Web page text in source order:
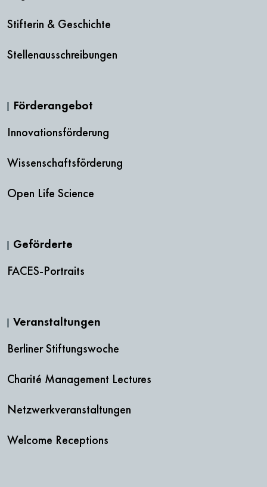
Stifterin & Geschichte
Stellenausschreibungen
Förderangebot
Innovationsförderung
Wissenschaftsförderung
Open Life Science
Geförderte
FACES-Portraits
Veranstaltungen
Berliner Stiftungswoche
Charité Management Lectures
Netzwerkveranstaltungen
Welcome Receptions